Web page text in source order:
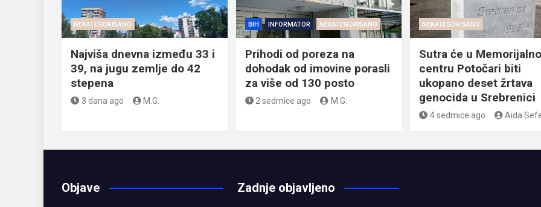
NEKATEGORISANO
Najviša dnevna između 33 i
39, na jugu zemlje do 42
stepena
3 dana ago M.G.
BIH INFORMATOR NEKATEGORISANO
Prihodi od poreza na
dohodak od imovine porasli
za više od 130 posto
2 sedmice ago M.G.
NEKATEGORISANO
Sutra će u
centru Potočari biti
ukopano deset žrtava
genocida u Srebrenici
4 sedmice ago Aida
Objave Zadnje objavljeno